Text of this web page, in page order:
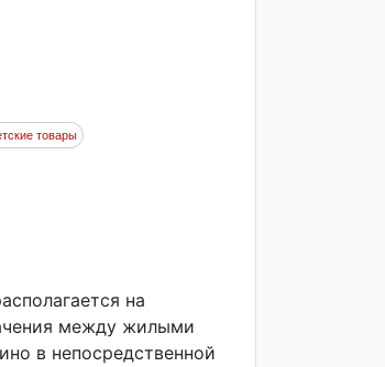
товары
на
между жилыми
в непосредственной